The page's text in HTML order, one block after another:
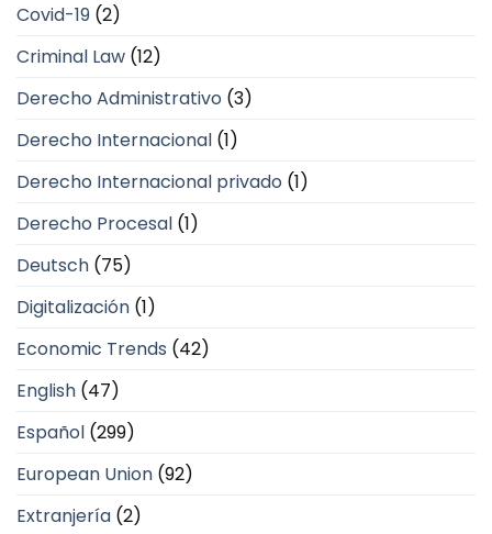
Covid-19 (2)
Criminal Law (12)
Derecho Administrativo (3)
Derecho Internacional (1)
Derecho Internacional privado (1)
Derecho Procesal (1)
Deutsch (75)
Digitalización (1)
Economic Trends (42)
English (47)
Español (299)
European Union (92)
Extranjería (2)